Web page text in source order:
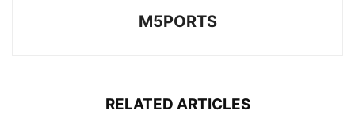
M5PORTS
RELATED ARTICLES